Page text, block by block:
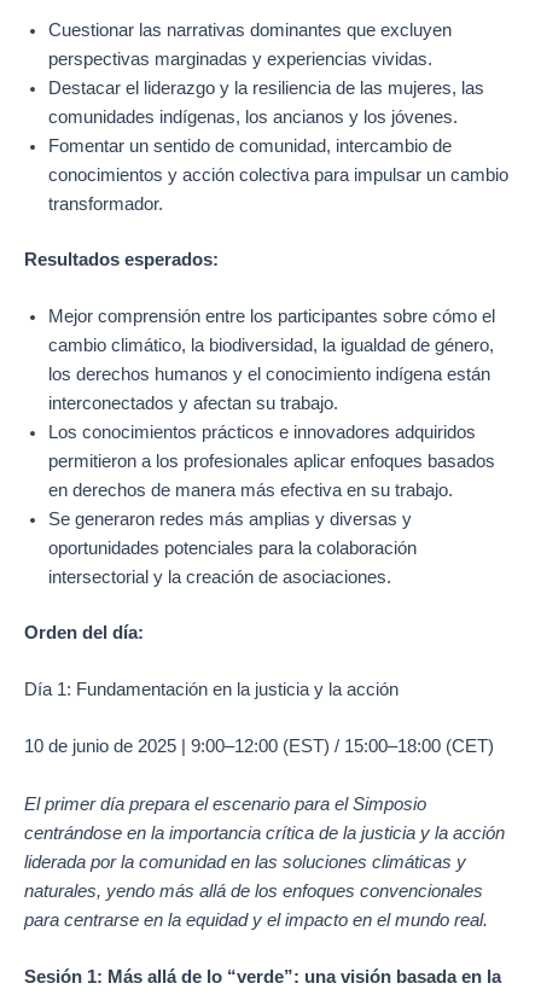
Cuestionar las narrativas dominantes que excluyen
perspectivas marginadas y experiencias vividas.
Destacar el liderazgo y la resiliencia de las mujeres, las
comunidades indígenas, los ancianos y los jóvenes.
Fomentar un sentido de comunidad, intercambio de
conocimientos y acción colectiva para impulsar un cambio
transformador.
Resultados esperados:
Mejor comprensión entre los participantes sobre cómo el
cambio climático, la biodiversidad, la igualdad de género,
los derechos humanos y el conocimiento indígena están
interconectados y afectan su trabajo.
Los conocimientos prácticos e innovadores adquiridos
permitieron a los profesionales aplicar enfoques basados
en derechos de manera más efectiva en su trabajo.
Se generaron redes más amplias y diversas y
oportunidades potenciales para la colaboración
intersectorial y la creación de asociaciones.
Orden del día:
Día 1: Fundamentación en la justicia y la acción
10 de junio de 2025 | 9:00–12:00 (EST) / 15:00–18:00 (CET)
El primer día prepara el escenario para el Simposio
centrándose en la importancia crítica de la justicia y la acción
liderada por la comunidad en las soluciones climáticas y
naturales, yendo más allá de los enfoques convencionales
para centrarse en la equidad y el impacto en el mundo real.
Sesión 1: Más allá de lo “verde”: una visión basada en la